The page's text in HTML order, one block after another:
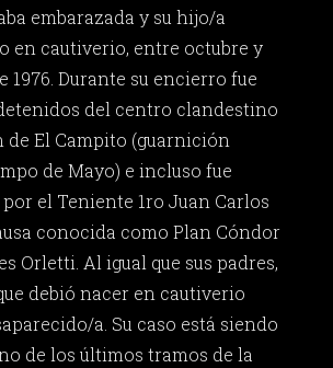
embarazada y su hijo/a
en cautiverio, entre octubre y
1976. Durante su encierro fue
del centro clandestino
de El Campito (guarnición
de Mayo) e incluso fue
el Teniente 1ro Juan Carlos
conocida como Plan Cóndor
Orletti. Al igual que sus padres,
debió nacer en cautiverio
a. Su caso está siendo
de los últimos tramos de la